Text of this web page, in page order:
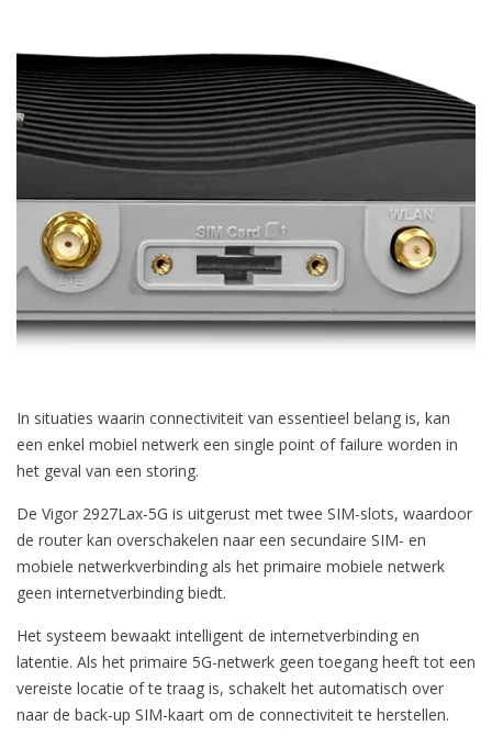
In situaties waarin connectiviteit van essentieel belang is, kan
een enkel mobiel netwerk een single point of failure worden in
het geval van een storing.
De Vigor 2927Lax-5G is uitgerust met twee SIM-slots, waardoor
de router kan overschakelen naar een secundaire SIM- en
mobiele netwerkverbinding als het primaire mobiele netwerk
geen internetverbinding biedt.
Het systeem bewaakt intelligent de internetverbinding en
latentie. Als het primaire 5G-netwerk geen toegang heeft tot een
vereiste locatie of te traag is, schakelt het automatisch over
naar de back-up SIM-kaart om de connectiviteit te herstellen.